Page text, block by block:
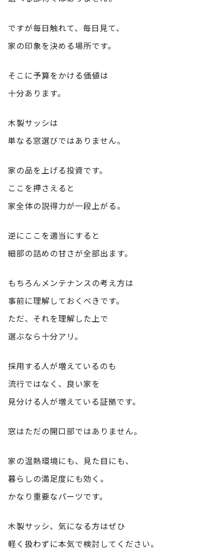
ですが毎日触れて、毎日見て、
家の印象を決める場所です。
そこに予算をかける価値は
十分あります。
木製サッシは
単なる窓選びではありません。
家の品を上げる投資です。
ここを押さえると
家全体の説得力が一段上がる。
逆にここを適当にすると
細部の詰めの甘さが全部出ます。
もちろんメンテナンスの考え方は
事前に理解しておくべきです。
ただ、それを理解した上で
選ぶなら十分アリ。
採用する人が増えているのも
流行ではなく、良い家を
見分ける人が増えている証拠です。
窓はただの開口部ではありません。
家の温熱環境にも、見た目にも、
暮らしの満足度にも効く。
かなり重要なパーツです。
木製サッシ、気になる方はぜひ
軽く扱わずに本気で検討してください。